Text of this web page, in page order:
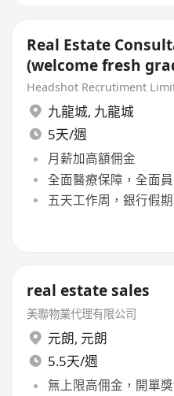
Real Estate
(welcome fresh
Headshot Recrutiment
九龍城, 九龍城
5天/週
月薪加高額佣金
全面醫療保障，全面
五天工作周，銀行假期
real estate sales
美聯物業代理有限公司
元朗, 元朗
5.5天/週
無上限高佣金，開單